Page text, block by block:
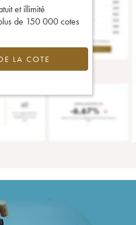
et illimité
de 150 000 cotes
LA COTE